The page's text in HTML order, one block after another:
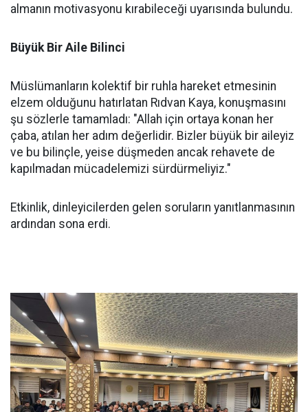
almanın motivasyonu kırabileceği uyarısında bulundu.
Büyük Bir Aile Bilinci
Müslümanların kolektif bir ruhla hareket etmesinin
elzem olduğunu hatırlatan Rıdvan Kaya, konuşmasını
şu sözlerle tamamladı: "Allah için ortaya konan her
çaba, atılan her adım değerlidir. Bizler büyük bir aileyiz
ve bu bilinçle, yeise düşmeden ancak rehavete de
kapılmadan mücadelemizi sürdürmeliyiz."
Etkinlik, dinleyicilerden gelen soruların yanıtlanmasının
ardından sona erdi.